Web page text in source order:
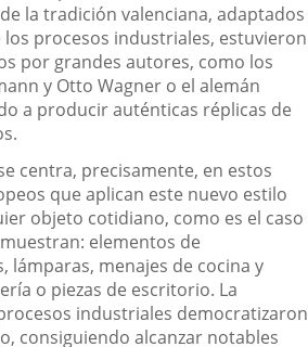
la tradición valenciana, adaptados
los procesos industriales, estuvieron
por grandes autores, como los
y Otto Wagner o el alemán
a producir auténticas réplicas de
centra, precisamente, en estos
que aplican este nuevo estilo
objeto cotidiano, como es el caso
elementos de
lámparas, menajes de cocina y
o piezas de escritorio. La
industriales democratizaron
consiguiendo alcanzar notables